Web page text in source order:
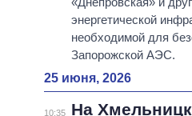
энергетической
необходимой для
Запорожской АЭС.
25 июня, 2026
10:35
На